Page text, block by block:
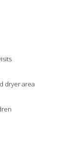
dryer area